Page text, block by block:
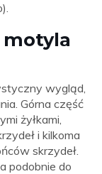
motyla
wygląd,
Górna część
żyłkami,
i kilkoma
skrzydeł.
podobnie do